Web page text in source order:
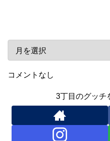
コメントなし
3丁目のグッチ